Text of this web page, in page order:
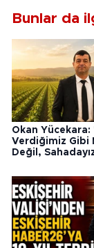
Bunlar da
Okan Yücekara:
Verdiğimiz Gibi
Değil,